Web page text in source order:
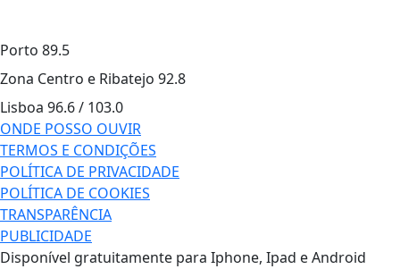
Porto 89.5
Zona Centro e Ribatejo 92.8
Lisboa 96.6 / 103.0
ONDE POSSO OUVIR
TERMOS E CONDIÇÕES
POLÍTICA DE PRIVACIDADE
POLÍTICA DE COOKIES
TRANSPARÊNCIA
PUBLICIDADE
Disponível gratuitamente para Iphone, Ipad e Android